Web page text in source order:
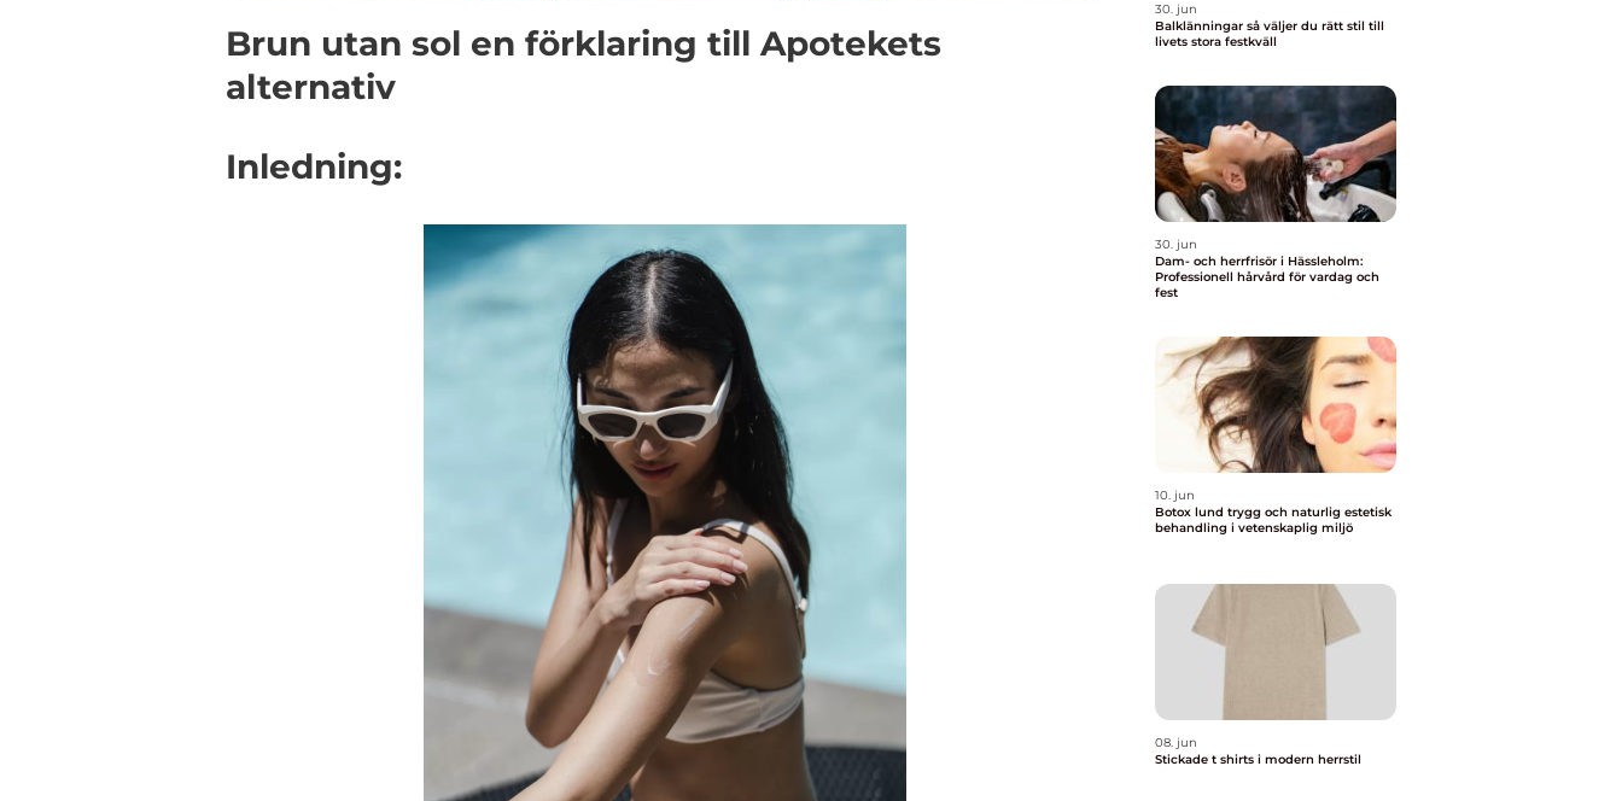
Brun utan sol en förklaring till Apotekets
alternativ
Inledning:
30. jun
Balklänningar så väljer du rätt stil till
livets stora festkväll
30. jun
Dam- och herrfrisör i Hässleholm:
Professionell hårvård för vardag och
fest
10. jun
Botox lund trygg och naturlig estetisk
behandling i vetenskaplig miljö
08. jun
Stickade t shirts i modern herrstil